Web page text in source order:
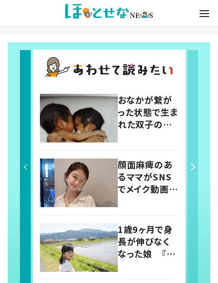
おなかが繋が
った状態で生ま
れた双子の赤
い」「素敵」「応
援しています」
顔面麻痺のあ
るママがSNS
でメイク動画を
らしさを取り戻
すまで
1歳9ヶ月で身
長が伸びなく
なった娘 『社
会から孤立し